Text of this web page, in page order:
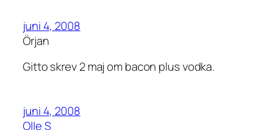
juni 4, 2008
Örjan
Gitto skrev 2 maj om bacon plus vodka.
juni 4, 2008
Olle S